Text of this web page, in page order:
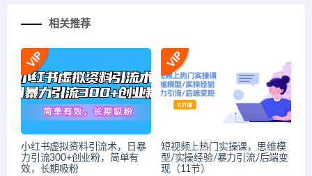
相关推荐
小红书虚拟资料引流术，日暴
力引流300+创业粉，简单有
效，长期吸粉
短视频上热门实操课，思维模
型/实操经验/暴力引流/后端变
现（11节）